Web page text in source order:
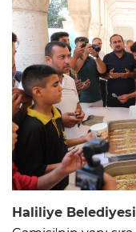
Haliliye Belediyesi